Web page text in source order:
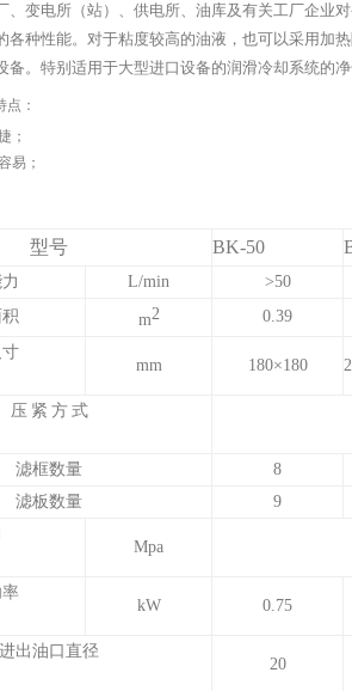
、变电所（站）、供电所、油库及有关工厂企业
各种性能。对于粘度较高的油液，也可以采用加
备。特别适用于大型进口设备的润滑冷却系统的净
点：
；
易；
型号 BK-50
L/min >50
m2 0.39
mm 180×180
压 紧 方 式
滤框数量 8
滤板数量
9
Mpa
kW 0.75
进出油口直径
20